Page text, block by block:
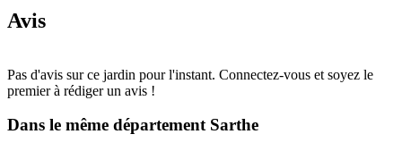
Avis
Pas d'avis sur ce jardin pour l'instant. Connectez-vous et soyez le
premier à rédiger un avis !
Dans le même département Sarthe